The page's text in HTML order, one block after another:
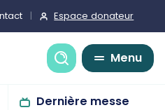
Espace donateur
Recherche
Menu
Dernière messe